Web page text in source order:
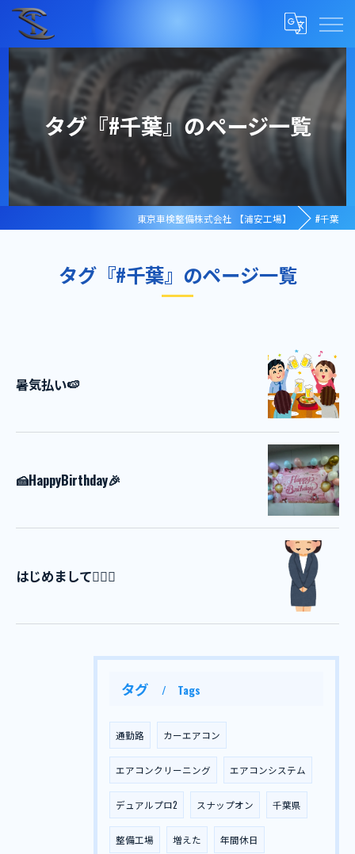
タグ『#千葉』のページ一覧
東京車検整備株式会社 【浦安工場】 #千葉
タグ『#千葉』のページ一覧
暑気払い🍉
🍰HappyBirthday🎉
はじめまして💁🏻‍♀️
タグ Tags
通勤路 カーエアコン
エアコンクリーニング エアコンシステム
デュアルプロ2 スナップオン 千葉県
整備工場 増えた 年間休日